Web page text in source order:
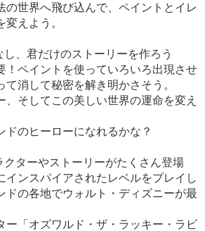
の世界へ飛び込んで、ペイントとイレ
えよう。
、君だけのストーリーを作ろう
！ペイントを使っていろいろ出現させ
消して秘密を解き明かさそう。
、そしてこの美しい世界の運命を変え
ドのヒーローになれるかな？
クターやストーリーがたくさん登場
インスパイアされたレベルをプレイし
ドの各地でウォルト・ディズニーが最
ー「オズワルド・ザ・ラッキー・ラビ